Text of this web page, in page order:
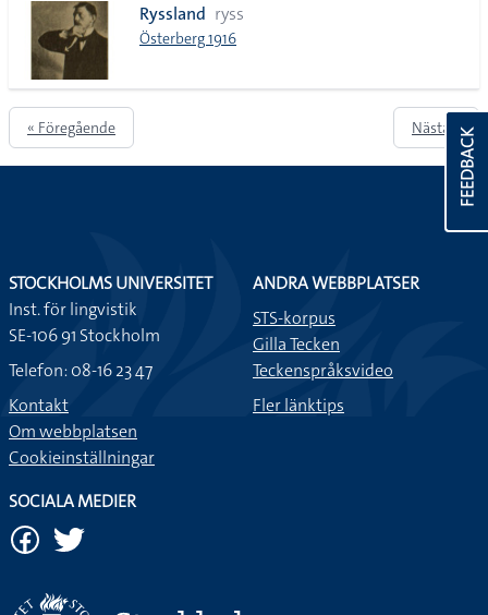
Ryssland ryss
Österberg 1916
« Föregående Nästa »
FEEDBACK
STOCKHOLMS UNIVERSITET
Inst. för lingvistik
SE-106 91 Stockholm
Telefon: 08-16 23 47
Kontakt
Om webbplatsen
Cookieinställningar
ANDRA WEBBPLATSER
STS-korpus
Gilla Tecken
Teckenspråksvideo
Fler länktips
SOCIALA MEDIER